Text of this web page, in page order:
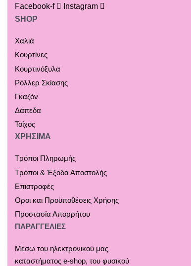
Facebook-f
Instagram
SHOP
Χαλιά
Κουρτίνες
Κουρτινόξυλα
Ρόλλερ Σκίασης
Γκαζόν
Δάπεδα
Τοίχος
ΧΡΗΣΙΜΑ
Τρόποι Πληρωμής
Τρόποι & Έξοδα Αποστολής
Επιστροφές
Οροι και Προϋποθέσεις Χρήσης
Προστασία Απορρήτου
ΠΑΡΑΓΓΕΛΙΕΣ
Μέσω του ηλεκτρονικού μας
καταστήματος e-shop, του φυσικού